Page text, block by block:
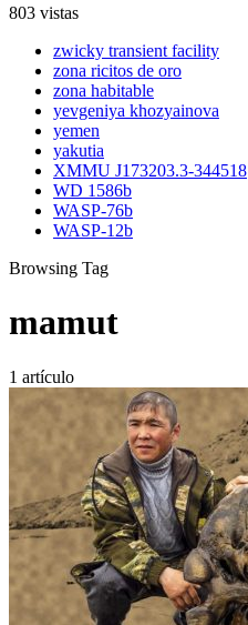
803 vistas
zwicky transient facility
zona ricitos de oro
zona habitable
yevgeniya khozyainova
yemen
yakutia
XMMU J173203.3-344518
WD 1586b
WASP-76b
WASP-12b
Browsing Tag
mamut
1 artículo